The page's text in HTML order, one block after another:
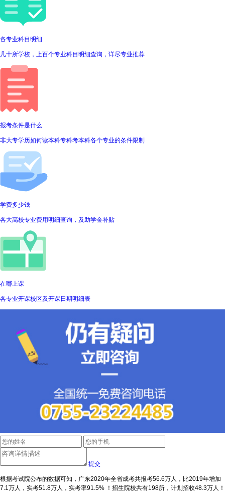
各专业科目明细
几十所学校，上百个专业科目明细查询，详尽专业推荐
报考条件是什么
非大专学历如何读本科专科考本科各个专业的条件限制
学费多少钱
各大高校专业费用明细查询，及助学金补贴
在哪上课
各专业开课校区及开课日期明细表
提交
根据考试院公布的数据可知，广东2020年全省成考共报考56.6万人，比2019年增加
7.1万人，实考51.8万人，实考率91.5% ！招生院校共有198所，计划招收48.3万人！